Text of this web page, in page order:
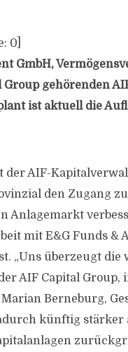
0
GmbH,
gehörenden
ist aktuell die
AIF-
den Zugang
Anlagemarkt
mit E&G Funds &
„Uns überzeugt
AIF Capital Group,
Berneburg,
künftig